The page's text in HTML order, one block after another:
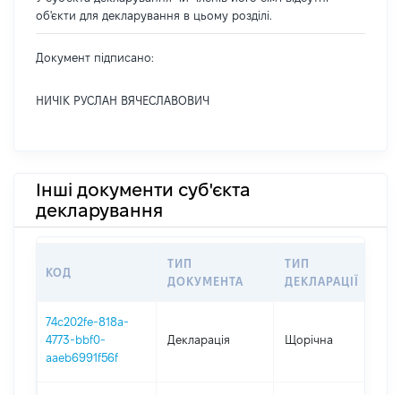
об'єкти для декларування в цьому розділі.
Документ підписано:
НИЧІК РУСЛАН ВЯЧЕСЛАВОВИЧ
Інші документи суб'єкта
декларування
КОД
ТИП
ДОКУМЕНТА
ТИП
ДЕКЛАРАЦІЇ
74c202fe-818a-
4773-bbf0-
aaeb6991f56f
Декларація Щорічна